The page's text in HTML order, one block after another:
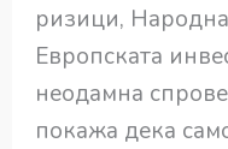
ризици,
Европската
неодамна
покажа дека